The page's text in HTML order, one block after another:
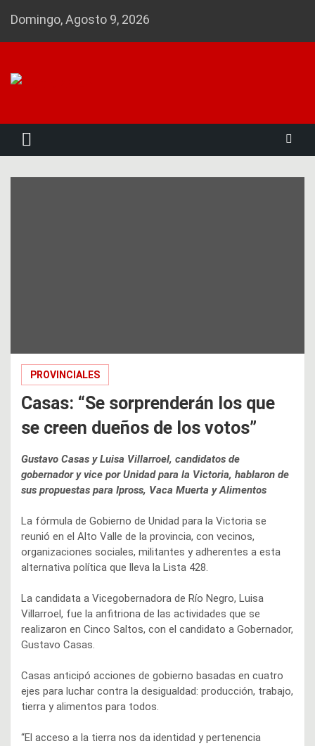
Domingo, Agosto 9, 2026
PROVINCIALES
Casas: “Se sorprenderán los que
se creen dueños de los votos”
Gustavo Casas y Luisa Villarroel, candidatos de
gobernador y vice por Unidad para la Victoria, hablaron de
sus propuestas para Ipross, Vaca Muerta y Alimentos
La fórmula de Gobierno de Unidad para la Victoria se
reunió en el Alto Valle de la provincia, con vecinos,
organizaciones sociales, militantes y adherentes a esta
alternativa política que lleva la Lista 428.
La candidata a Vicegobernadora de Río Negro, Luisa
Villarroel, fue la anfitriona de las actividades que se
realizaron en Cinco Saltos, con el candidato a Gobernador,
Gustavo Casas.
Casas anticipó acciones de gobierno basadas en cuatro
ejes para luchar contra la desigualdad: producción, trabajo,
tierra y alimentos para todos.
“El acceso a la tierra nos da identidad y pertenencia